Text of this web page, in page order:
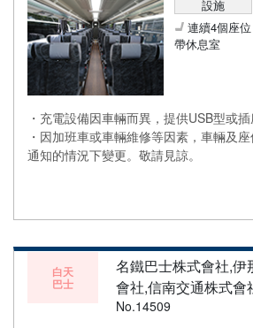
設施
連續4個座位
帶休息室
・充電設備因車輛而異，提供USB型或插
・因加班車或車輛維修等因素，車輛及
通知的情況下變更。敬請見諒。
白天
巴士
名鐵巴士株式會社,伊
會社,信南交通株式會
No.14509